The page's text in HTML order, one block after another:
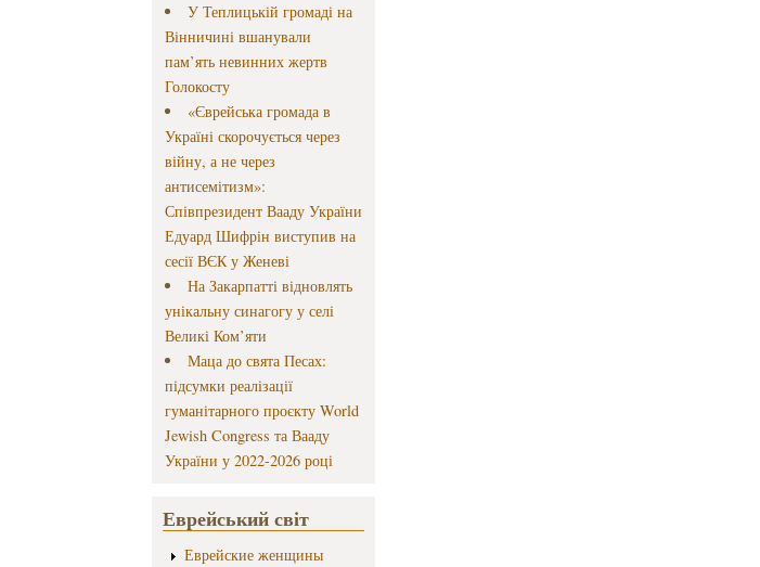
У Теплицькій громаді на
Вінничині вшанували
пам’ять невинних жертв
Голокосту
«Єврейська громада в
Україні скорочується через
війну, а не через
антисемітизм»:
Співпрезидент Вааду України
Едуард Шифрін виступив на
сесії ВЄК у Женеві
На Закарпатті відновлять
унікальну синагогу у селі
Великі Ком’яти
Маца до свята Песах:
підсумки реалізації
гуманітарного проєкту World
Jewish Congress та Вааду
України у 2022-2026 році
Еврейський світ
Еврейские женщины